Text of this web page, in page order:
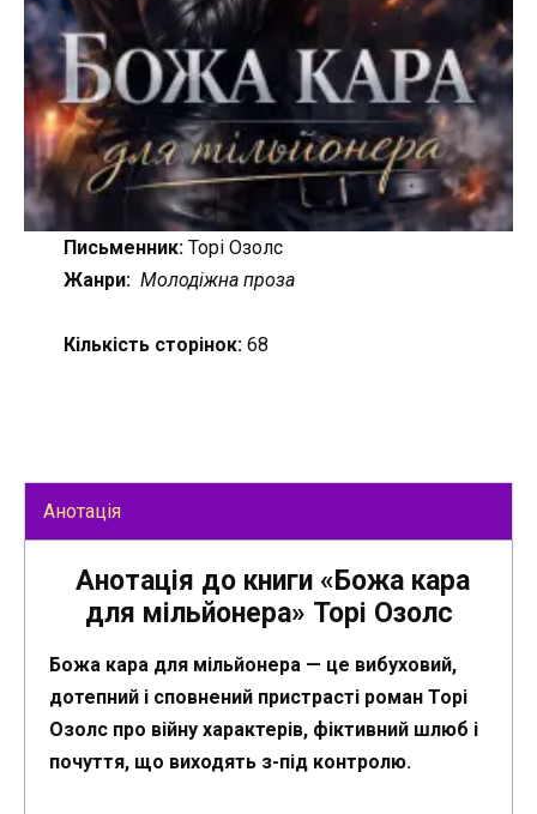
Письменник:Торі Озолс
Жанри: Молодіжна проза
Кількість сторінок:68
Анотація
Анотація до книги «Божа кара
для мільйонера» Торі Озолс
Божа кара для мільйонера — це вибуховий,
дотепний і сповнений пристрасті роман Торі
Озолс про війну характерів, фіктивний шлюб і
почуття, що виходять з-під контролю.